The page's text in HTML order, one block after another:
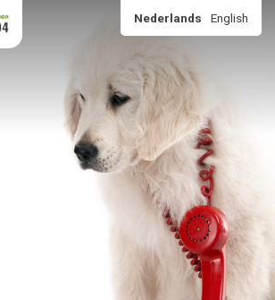
Nederlands English